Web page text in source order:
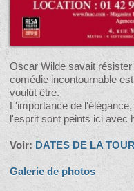
Oscar Wilde savait résister à tout, sauf à la tentation… Cette
comédie incontournable
voulût être.
L'importance de
l'esprit sont peints ici avec
Voir: DATES DE LA
Galerie de photos